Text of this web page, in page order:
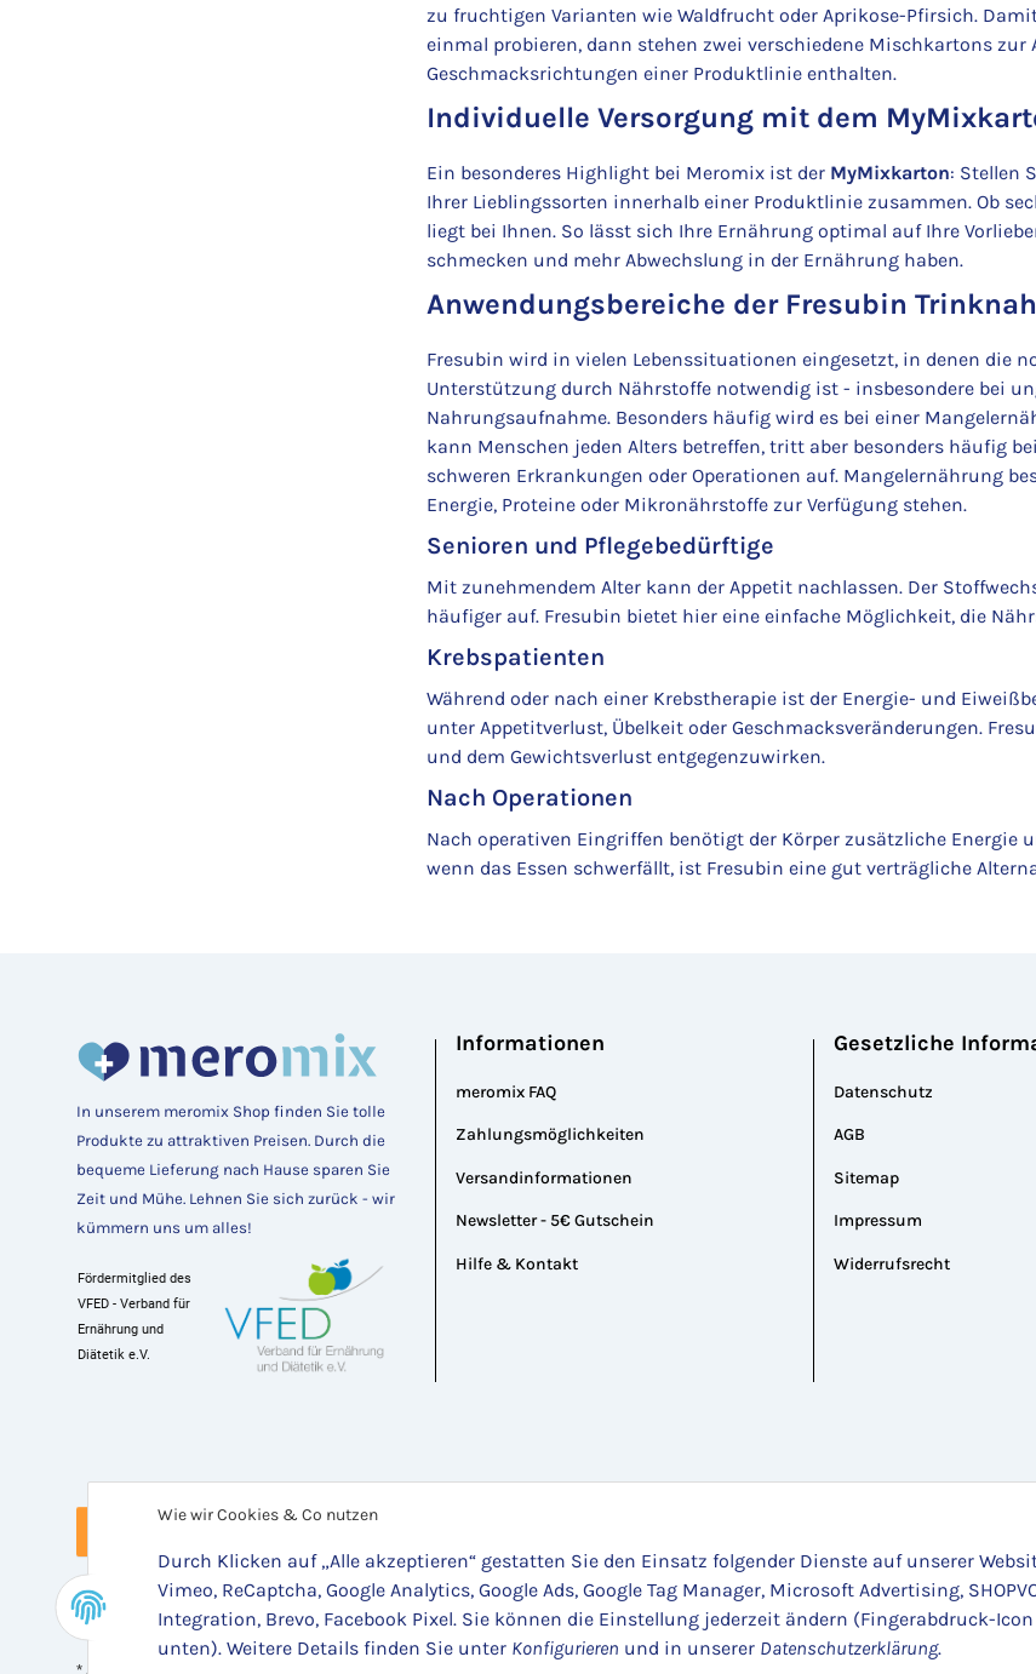
Wie wir Cookies & Co nutzen
Durch Klicken auf „Alle akzeptieren“ gestatten Sie den Einsatz folgender Dienste auf unserer
Vimeo, ReCaptcha, Google Analytics, Google Ads, Google Tag Manager, Microsoft Advertising,
Integration, Brevo, Facebook Pixel. Sie können die Einstellung jederzeit ändern (Fingerabdruck-
unten). Weitere Details finden Sie unter Konfigurieren und in unserer Datenschutzerklärung.
zu fruchtigen Varianten wie Waldfrucht oder Aprikose-Pfirsich.
einmal probieren, dann stehen zwei verschiedene Mischkartons zur
Geschmacksrichtungen einer Produktlinie enthalten.
Individuelle Versorgung mit dem
Ein besonderes Highlight bei Meromix ist der MyMixkarton: Stellen
Ihrer Lieblingssorten innerhalb einer Produktlinie zusammen. Ob
liegt bei Ihnen. So lässt sich Ihre Ernährung optimal auf Ihre
schmecken und mehr Abwechslung in der Ernährung haben.
Anwendungsbereiche der Fresubin
Fresubin wird in vielen Lebenssituationen eingesetzt, in denen die
Unterstützung durch Nährstoffe notwendig ist - insbesondere bei
Nahrungsaufnahme. Besonders häufig wird es bei einer
kann Menschen jeden Alters betreffen, tritt aber besonders häufig
schweren Erkrankungen oder Operationen auf. Mangelernährung
Energie, Proteine oder Mikronährstoffe zur Verfügung stehen.
Senioren und Pflegebedürftige
Mit zunehmendem Alter kann der Appetit nachlassen. Der
häufiger auf. Fresubin bietet hier eine einfache Möglichkeit, die
Krebspatienten
Während oder nach einer Krebstherapie ist der Energie- und
unter Appetitverlust, Übelkeit oder Geschmacksveränderungen.
und dem Gewichtsverlust entgegenzuwirken.
Nach Operationen
Nach operativen Eingriffen benötigt der Körper zusätzliche Energie
wenn das Essen schwerfällt, ist Fresubin eine gut verträgliche
In unserem meromix Shop finden Sie tolle
Produkte zu attraktiven Preisen. Durch die
bequeme Lieferung nach Hause sparen Sie
Zeit und Mühe. Lehnen Sie sich zurück - wir
kümmern uns um alles!
Fördermitglied des
VFED - Verband für
Ernährung und
Diätetik e.V.
Informationen
meromix FAQ
Zahlungsmöglichkeiten
Versandinformationen
Newsletter - 5€ Gutschein
Hilfe & Kontakt
Gesetzliche
Datenschutz
AGB
Sitemap
Impressum
Widerrufsrecht
* Alle Preise inkl. gesetzlicher USt., zzgl.